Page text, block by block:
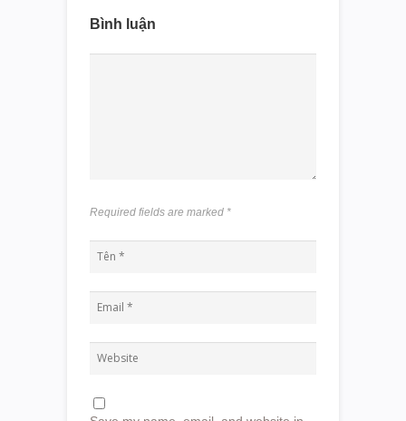
Bình luận
Required fields are marked *